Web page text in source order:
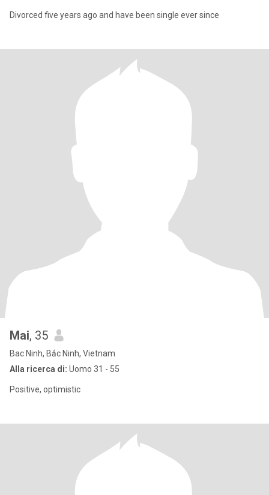
Divorced five years ago and have been single ever since
Mai, 35
Bac Ninh, Bắc Ninh, Vietnam
Alla ricerca di: Uomo 31 - 55
Positive, optimistic